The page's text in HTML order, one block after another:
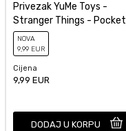
Privezak YuMe Toys -
Stranger Things - Pocket
Hero - Blind Box
NOVA
9,99 EUR
Cijena
9,99 EUR
DODAJ U KORPU